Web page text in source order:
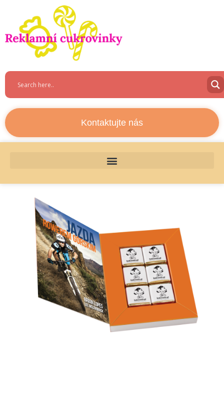
Kontaktujte nás